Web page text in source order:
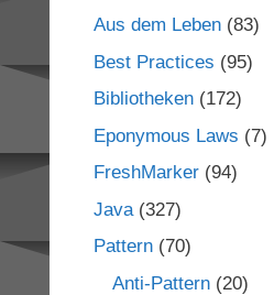
Aus dem Leben(83)
Best Practices (95)
Bibliotheken(172)
Eponymous Laws (7)
FreshMarker(94)
Java(327)
Pattern(70)
Anti-Pattern(20)